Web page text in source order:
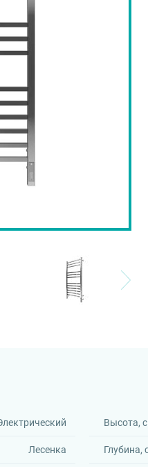
Лесенка
Высота,
Глубина,